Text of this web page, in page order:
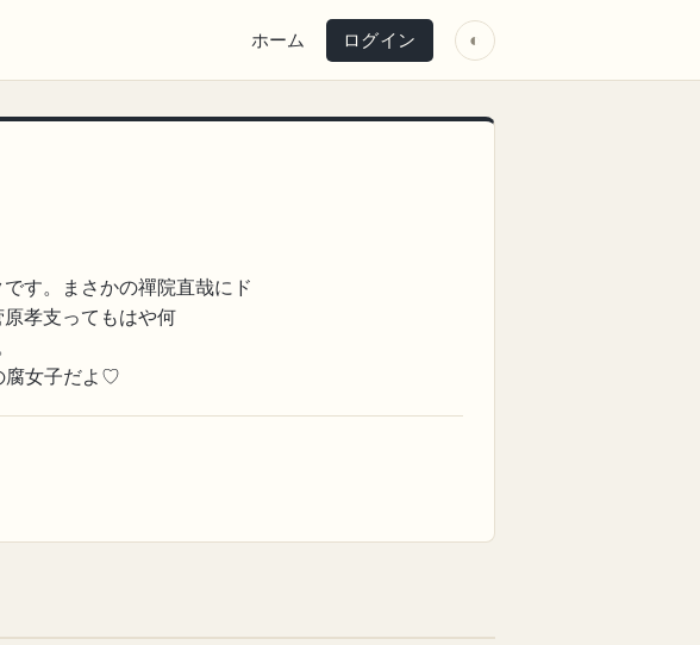
ホーム ログイン ◐
す。まさかの禪院直哉にド
孝支ってもはや何
腐女子だよ♡